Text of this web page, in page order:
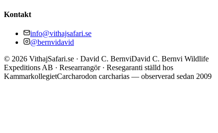
Kontakt
info@vithajsafari.se
@bernvidavid
© 2026 VithajSafari.se · David C. BernviDavid C. Bernvi Wildlife
Expeditions AB · Researrangör · Resegaranti ställd hos
KammarkollegietCarcharodon carcharias — observerad sedan 2009